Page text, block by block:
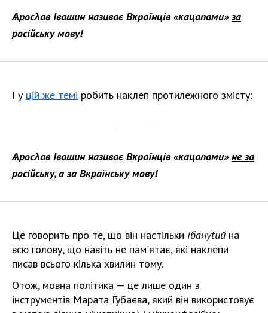
Ѧросλав Івашин називає Вкраїнців «кацапами»за
російську мову!
І у цій же темі робить наклеп протилежного змісту:
Ѧросλав Івашин називає Вкраїнців «кацапами»не за
російську, а за Вкраїнську мову!
Це говорить про те, що він настільки ібануtий на
всю голову, що навіть не пам'ятає, які наклепи
писав всього кілька хвилин тому.
Отож, мовна політика — це лише один з
інструментів Марата Губаєва, який він використовує